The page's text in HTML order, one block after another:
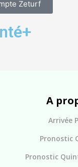
Zeturf
A
Arrivée
Pronostic
Pronostic